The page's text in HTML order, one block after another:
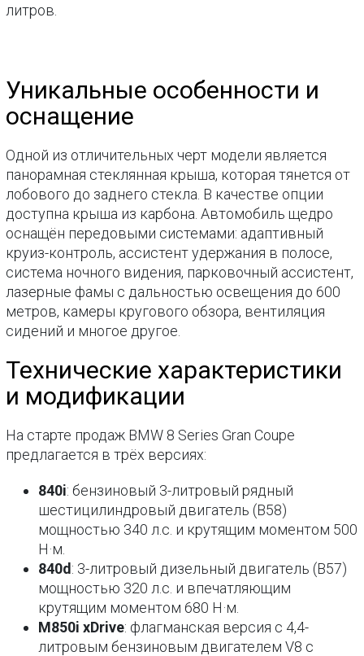
литров.
Уникальные особенности и
оснащение
Одной из отличительных черт модели является
панорамная стеклянная крыша, которая тянется от
лобового до заднего стекла. В качестве опции
доступна крыша из карбона. Автомобиль щедро
оснащён передовыми системами: адаптивный
круиз-контроль, ассистент удержания в полосе,
система ночного видения, парковочный ассистент,
лазерные фамы с дальностью освещения до 600
метров, камеры кругового обзора, вентиляция
сидений и многое другое.
Технические характеристики
и модификации
На старте продаж BMW 8 Series Gran Coupe
предлагается в трёх версиях:
840i: бензиновый 3-литровый рядный
шестицилиндровый двигатель (B58)
мощностью 340 л.с. и крутящим моментом 500
Н·м.
840d: 3-литровый дизельный двигатель (B57)
мощностью 320 л.с. и впечатляющим
крутящим моментом 680 Н·м.
M850i xDrive: флагманская версия с 4,4-
литровым бензиновым двигателем V8 с